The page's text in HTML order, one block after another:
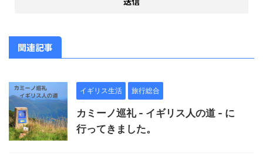
関連記事
イギリス生活 旅行総合
カミーノ巡礼 - イギリス人の道 - に
行ってきました。